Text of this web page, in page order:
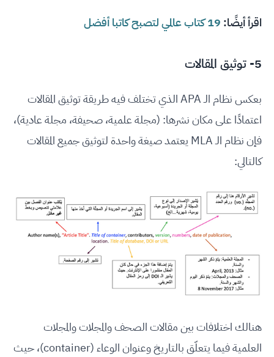
اقرأ أيضًا: 19 كتاب عالمي لتصبح كاتبا أفضل
5- توثيق المقالات
بعكس نظام الـ APA الذي تختلف فيه طريقة توثيق المقالات
اعتمادًا على مكان نشرها: (مجلة علمية، صحيفة، مجلة عادية)،
فإن نظام الـ MLA يعتمد صيغة واحدة لتوثيق جميع المقالات
كالتالي:
هنالك اختلافات بين مقالات الصحف والمجلات والمجلات
العلمية فيما يتعلّق بالتاريخ وعنوان الوعاء (container)، حيث